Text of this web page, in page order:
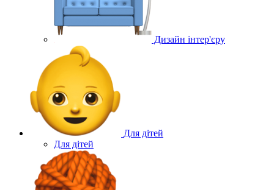
Дизайн інтер'єру
Для дітей
Для дітей